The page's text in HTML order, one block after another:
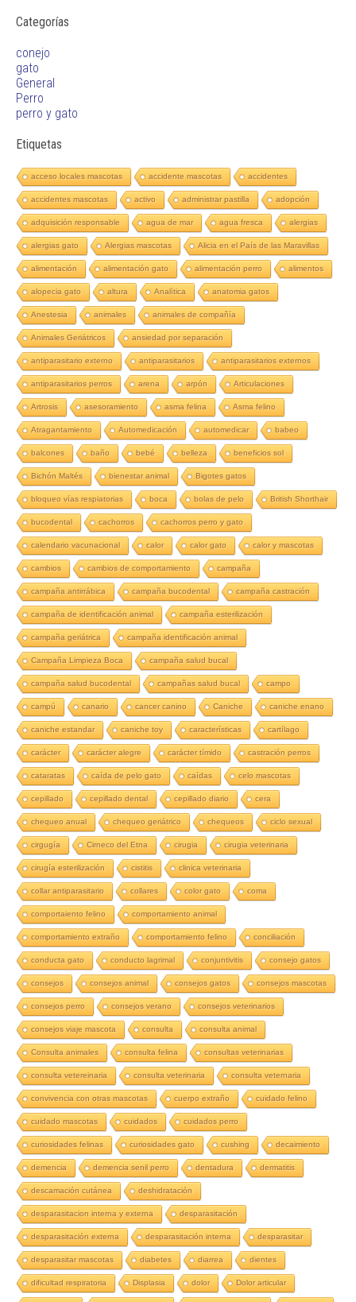
Categorías
conejo
gato
General
Perro
perro y gato
Etiquetas
acceso locales mascotas accidente mascotas accidentes
accidentes mascotas activo administrar pastilla adopción
adquisición responsable agua de mar agua fresca alergias
alergias gato Alergias mascotas Alicia en el País de las Maravillas
alimentación alimentación gato alimentación perro alimentos
alopecia gato altura Analítica anatomia gatos
Anestesia animales animales de compañía
Animales Geriátricos ansiedad por separación
antiparasitario externo antiparasitarios antiparasitarios externos
antiparasitarios perros arena arpón Articulaciones
Artrosis asesoramiento asma felina Asma felino
Atragantamiento Automedicación automedicar babeo
balcones baño bebé belleza beneficios sol
Bichón Maltés bienestar animal Bigotes gatos
bloqueo vías respiatorias boca bolas de pelo British Shorthair
bucodental cachorros cachorros perro y gato
calendario vacunacional calor calor gato calor y mascotas
cambios cambios de comportamiento campaña
campaña antirrábica campaña bucodental campaña castración
campaña de identificación animal campaña esterilización
campaña geriátrica campaña identificación animal
Campaña Limpieza Boca campaña salud bucal
campaña salud bucodental campañas salud bucal campo
campú canario cancer canino Caniche caniche enano
caniche estandar caniche toy características cartílago
carácter carácter alegre carácter tímido castración perros
cataratas caída de pelo gato caídas celo mascotas
cepillado cepillado dental cepillado diario cera
chequeo anual chequeo geriátrico chequeos ciclo sexual
cirgugía Cirneco del Etna cirugia cirugia veterinaria
cirugía esterilización cistitis clinica veterinaria
collar antiparasitario collares color gato coma
comportaiento felino comportamiento animal
comportamiento extraño comportamiento felino conciliación
conducta gato conducto lagrimal conjuntivitis consejo gatos
consejos consejos animal consejos gatos consejos mascotas
consejos perro consejos verano consejos veterinarios
consejos viaje mascota consulta consulta animal
Consulta animales consulta felina consultas veterinarias
consulta vetereinaria consulta veterinaria consulta veternaria
convivencia con otras mascotas cuerpo extraño cuidado felino
cuidado mascotas cuidados cuidados perro
curiosidades felinas curiosidades gato cushing decaimiento
demencia demencia senil perro dentadura dermatitis
descamación cutánea deshidratación
desparasitacion interna y externa desparasitación
desparasitación externa desparasitación interna desparasitar
desparasitar mascotas diabetes diarrea dientes
dificultad respiratoria Displasia dolor Dolor articular